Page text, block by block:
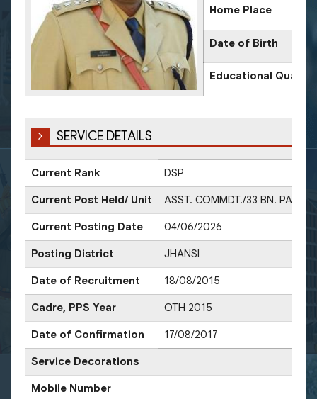
Home Place
Date of Birth
Educational
SERVICE DETAILS
Current Rank DSP
Current Post Held/ Unit ASST. COMMDT./33 BN. PAC
Current Posting Date 04/06/2026
Posting District JHANSI
Date of Recruitment 18/08/2015
Cadre, PPS Year OTH 2015
Date of Confirmation 17/08/2017
Service Decorations
Mobile Number